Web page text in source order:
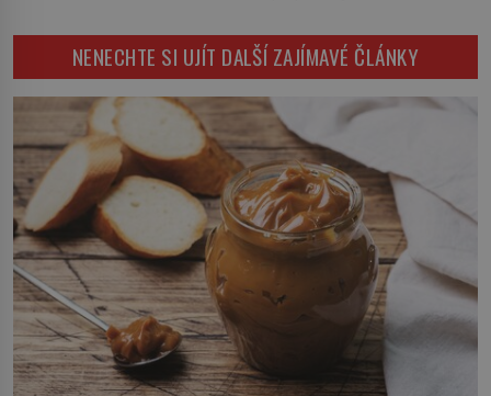
[…]
však přichází smrt. Poslední
mužský potomek rodu
Přemyslovců padá rukou vraha a
české dějiny se během jediného
dne obracejí naruby. Ani po více
než sedmi stech letech není jisté,
kdo tehdy vraždil, a právě to činí
[…]
NENECHTE SI UJÍT DALŠÍ ZAJÍMAVÉ ČLÁNKY